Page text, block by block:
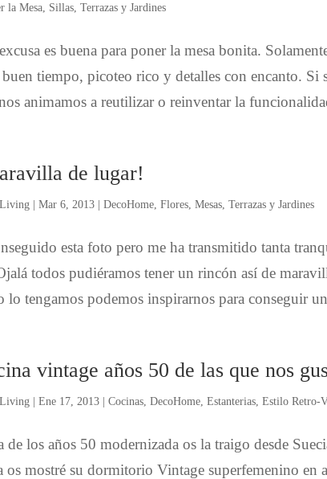
la Mesa Sillas ,Terrazas y Jardines
es buena para poner la mesa bonita.
tiempo, picoteo rico y detalles con encanto. Si
animamos a reutilizar o reinventar la
de lugar!
|Mar 6, 2013 |DecoHome ,Flores ,Mesas ,Terrazas y Jardines
esta foto pero me ha transmitido tanta
todos pudiéramos tener un rincón así de
lo tengamos podemos inspirarnos para conseguir
vintage años 50 de las que nos
|Ene 17, 2013 |Cocinas ,DecoHome ,Estanterias ,Estilo Retro-
de los años 50 modernizada os la traigo desde
os mostré su dormitorio Vintage superfemenino en